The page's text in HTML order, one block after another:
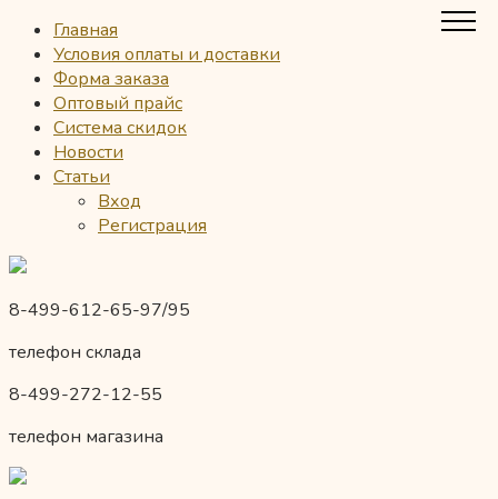
Главная
Условия оплаты и доставки
Форма заказа
Оптовый прайс
Система скидок
Новости
Статьи
Вход
Регистрация
8-499-612-65-97/95
телефон склада
8-499-272-12-55
телефон магазина